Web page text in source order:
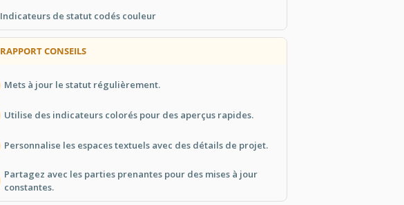
Indicateurs de statut codés couleur
RAPPORT CONSEILS
Mets à jour le statut régulièrement.
Utilise des indicateurs colorés pour des aperçus rapides.
Personnalise les espaces textuels avec des détails de projet.
Partagez avec les parties prenantes pour des mises à jour
constantes.